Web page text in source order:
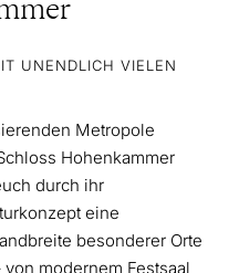
UNENDLICH VIELEN
Metropole
Hohenkammer
durch ihr
eine
besonderer Orte
modernem Festsaal